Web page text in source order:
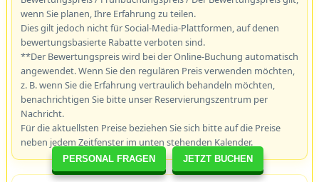
PERSONAL FRAGEN JETZT BUCHEN
wenn Sie planen, Ihre Erfahrung zu teilen.
Dies gilt jedoch nicht für Social-Media-Plattformen, auf denen
bewertungsbasierte Rabatte verboten sind.
**Der Bewertungspreis wird bei der Online-Buchung automatisch
angewendet. Wenn Sie den regulären Preis verwenden möchten,
z. B. wenn Sie die Erfahrung vertraulich behandeln möchten,
benachrichtigen Sie bitte unser Reservierungszentrum per
Nachricht.
Für die aktuellsten Preise beziehen Sie sich bitte auf die Preise
neben jedem Zeitfenster im unten stehenden Kalender.